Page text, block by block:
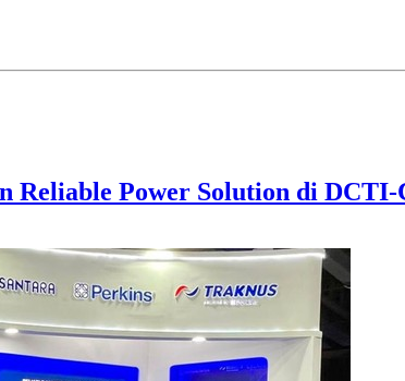
Reliable Power Solution di DCTI-